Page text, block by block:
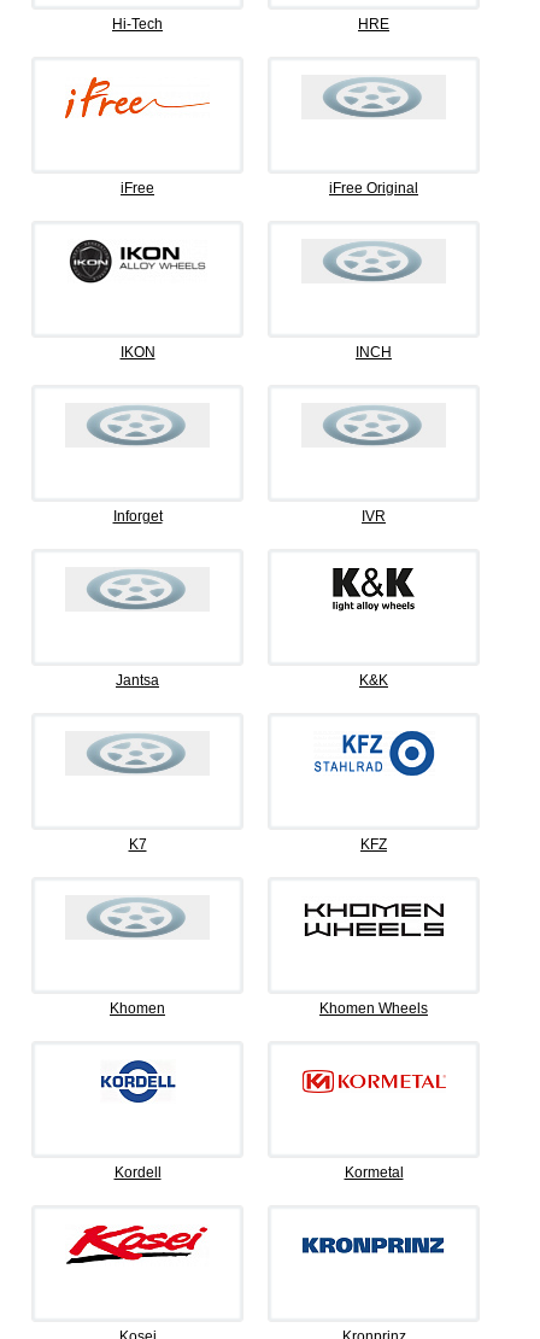
Hi-Tech HRE
iFree iFree Original
IKON INCH
Inforget IVR
Jantsa K&K
K7 KFZ
Khomen Khomen Wheels
Kordell Kormetal